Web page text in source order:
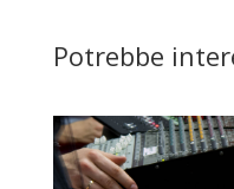
Potrebbe